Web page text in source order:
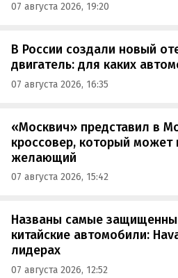
07 августа 2026, 19:20
В России создали новый
двигатель: для каких
07 августа 2026, 16:35
«Москвич» представил в
кроссовер, который может
желающий
07 августа 2026, 15:42
Названы самые
китайские автомобили:
лидерах
07 августа 2026, 12:52